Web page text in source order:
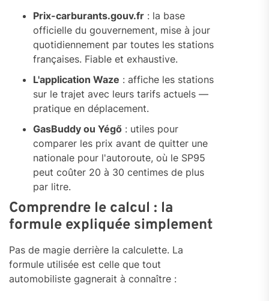
Prix-carburants.gouv.fr : la base
officielle du gouvernement, mise à jour
quotidiennement par toutes les stations
françaises. Fiable et exhaustive.
L'application Waze : affiche les stations
sur le trajet avec leurs tarifs actuels —
pratique en déplacement.
GasBuddy ou Yégő : utiles pour
comparer les prix avant de quitter une
nationale pour l'autoroute, où le SP95
peut coûter 20 à 30 centimes de plus
par litre.
Comprendre le calcul : la
formule expliquée simplement
Pas de magie derrière la calculette. La
formule utilisée est celle que tout
automobiliste gagnerait à connaître :